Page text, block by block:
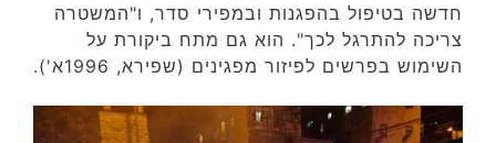
חדשה בטיפול בהפגנות ובמפירי סדר, ו"המשטרה
צריכה להתרגל לכך". הוא גם מתח ביקורת על
השימוש בפרשים לפיזור מפגינים (שפירא, 1996א').